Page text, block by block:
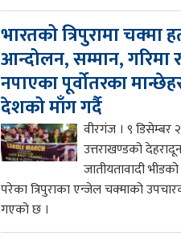
भारतको त्रिपुरामा चक्मा
आन्दोलन, सम्मान, गरिमा
नपाएका पूर्वोतरका
देशको माँग गर्दै
वीरगंज । ९ डिसेम्बर
उत्तराखण्डको
जातीयतावादी
परेका त्रिपुराका एन्जेल चक्माको
गएको छ ।